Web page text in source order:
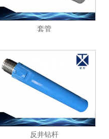
套管
反井钻杆